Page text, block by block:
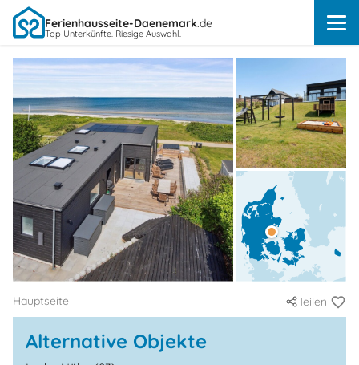
Ferienhausseite-Daenemark.de
Top Unterkünfte. Riesige Auswahl.
Hauptseite Teilen
Alternative Objekte